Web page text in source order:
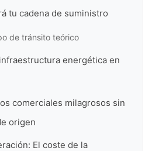
tu cadena de suministro
de tránsito teórico
energética en
comerciales milagrosos sin
origen
El coste de la